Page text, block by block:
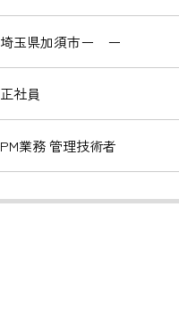
埼玉県加須市ー ー
正社員
PM業務 管理技術者